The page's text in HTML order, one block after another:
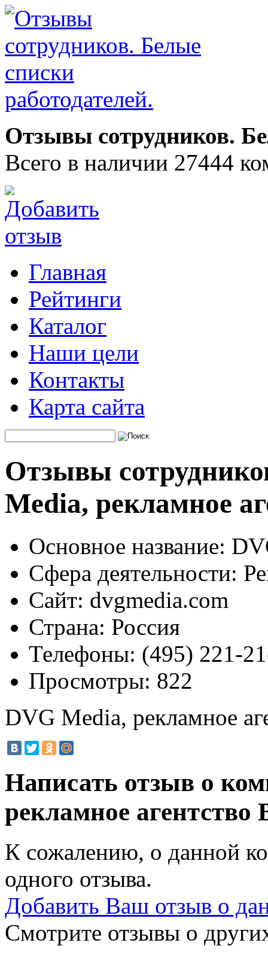
Отзывы сотрудников.
Всего в наличии 27444
Главная
Рейтинги
Каталог
Наши цели
Контакты
Карта сайта
Отзывы
Media, рекламное
Основное название:
Сфера деятельности:
Сайт: dvgmedia.com
Страна: Россия
Телефоны: (495) 221-
Просмотры: 822
DVG Media, рекламное
Написать отзыв о
рекламное агентство
К сожалению, о данной
одного отзыва.
Добавить Ваш отзыв о
Смотрите отзывы о